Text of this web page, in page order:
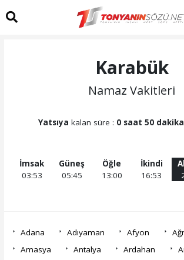
Karabük
Namaz Vakitleri
Yatsıya kalan süre : 0 saat 50
İmsak
03:53
Güneş
05:45
Öğle
13:00
İkindi
16:53
Adana Adıyaman Afyon
Amasya
Antalya Ardahan